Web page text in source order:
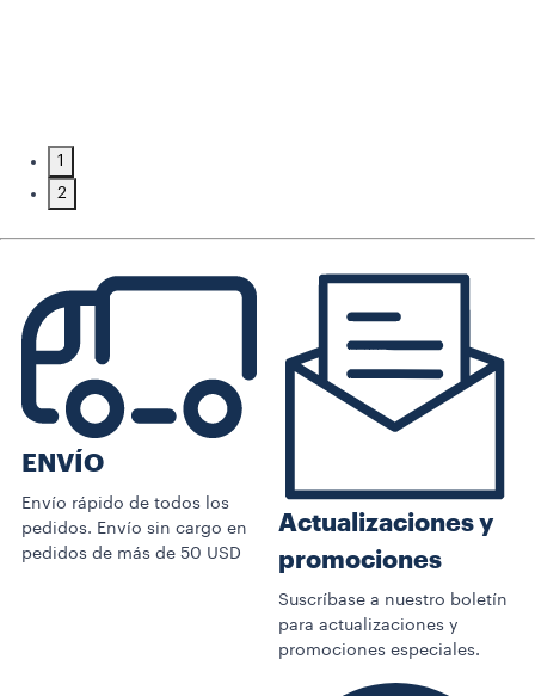
1
2
ENVÍO
Envío rápido de todos los
pedidos. Envío sin cargo en
pedidos de más de 50 USD
Actualizaciones y
promociones
Suscríbase a nuestro boletín
para actualizaciones y
promociones especiales.